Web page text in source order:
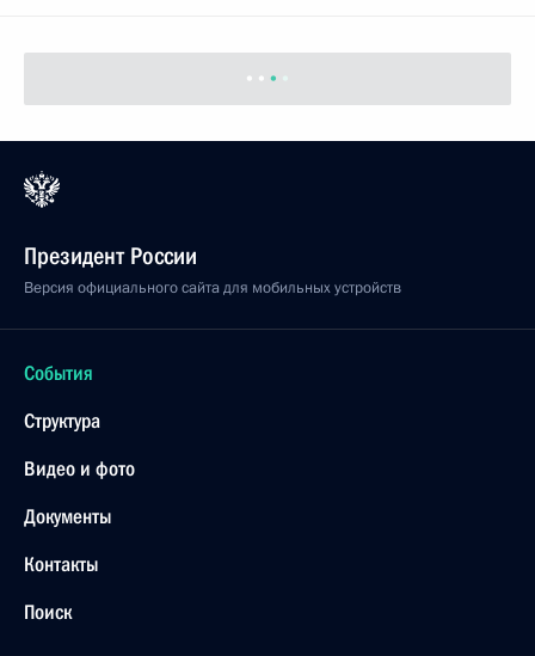
Президент России
Версия официального сайта для мобильных устройств
События
Структура
Видео и фото
Документы
Контакты
Поиск